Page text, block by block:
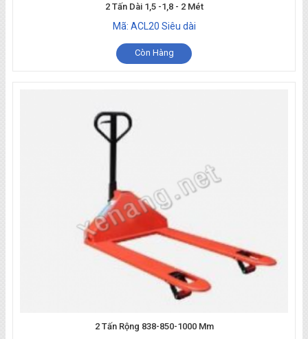
2 Tấn Dài 1,5 -1,8 - 2 Mét
Mã: ACL20 Siêu dài
Còn Hàng
2 Tấn Rộng 838-850-1000 Mm